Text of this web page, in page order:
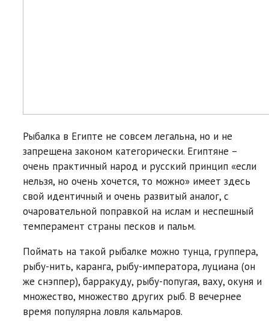
Рыбалка в Египте не совсем легальна, но и не
запрещена законом категорически. Египтяне –
очень практичный народ и русский принцип «если
нельзя, но очень хочется, то можно» имеет здесь
свой идентичный и очень развитый аналог, с
очаровательной поправкой на ислам и неспешный
темперамент страны песков и пальм.
Поймать на такой рыбалке можно тунца, группера,
рыбу-нить, каранга, рыбу-императора, луциана (он
же снэппер), барракуду, рыбу-попугая, ваху, окуня и
множество, множество других рыб. В вечернее
время популярна ловля кальмаров.